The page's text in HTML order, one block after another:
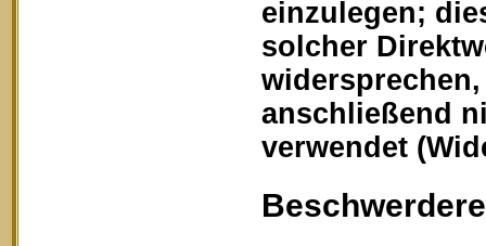
einzulegen;
solcher
anschließend
verwendet